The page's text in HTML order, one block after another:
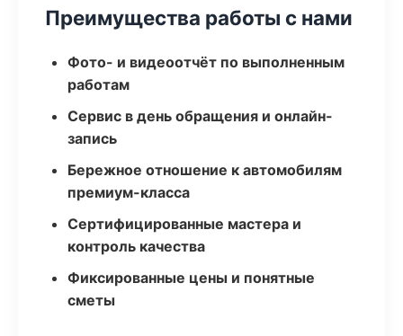
Преимущества работы с нами
Фото- и видеоотчёт по выполненным
работам
Сервис в день обращения и онлайн-
запись
Бережное отношение к автомобилям
премиум-класса
Сертифицированные мастера и
контроль качества
Фиксированные цены и понятные
сметы